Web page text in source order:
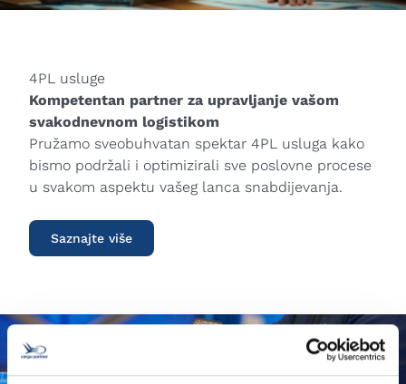
4PL usluge
Kompetentan partner za upravljanje vašom
svakodnevnom logistikom
Pružamo sveobuhvatan spektar 4PL usluga kako
bismo podržali i optimizirali sve poslovne procese
u svakom aspektu vašeg lanca snabdijevanja.
Saznajte više